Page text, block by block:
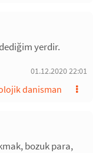
yerdir.
01.12.2020 22:01
danisman
bozuk para,